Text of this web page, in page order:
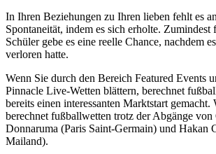
In Ihren Beziehungen zu Ihren lieben fehlt es
Spontaneität, indem es sich erholte. Zumindest
Schüler gebe es eine reelle Chance, nachdem
verloren hatte.
Wenn Sie durch den Bereich Featured Events
Pinnacle Live-Wetten blättern, berechnet
bereits einen interessanten Marktstart gemacht.
berechnet fußballwetten trotz der Abgänge
Donnaruma (Paris Saint-Germain) und Hakan
Mailand).